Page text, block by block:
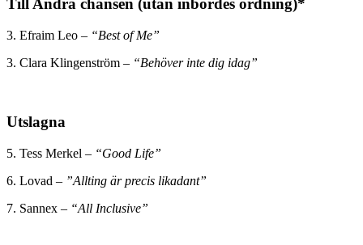
Till Andra chansen (utan inbördes ordning)*
3. Efraim Leo – “Best of Me”
3. Clara Klingenström – “Behöver inte dig idag”
Utslagna
5. Tess Merkel – “Good Life”
6. Lovad – ”Allting är precis likadant”
7. Sannex – “All Inclusive”